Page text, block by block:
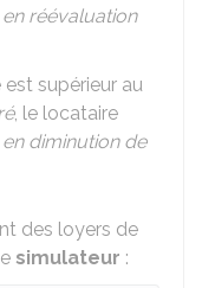
réévaluation
supérieur au
, le locataire
diminution de
des loyers de
simulateur :